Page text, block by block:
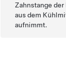
Zahnstange
aus dem
aufnimmt.